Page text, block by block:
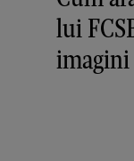
lui
imagini